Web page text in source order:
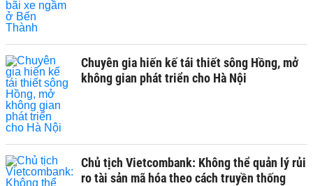
Chuyên gia hiến kế tái thiết sông Hồng, mở
không gian phát triển cho Hà Nội
Chủ tịch Vietcombank: Không thể quản lý rủi
ro tài sản mã hóa theo cách truyền thống